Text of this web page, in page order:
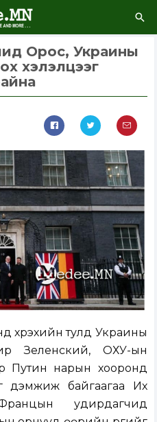
Орос, Украины
хэлэлцээг
хүрэхийн тулд Украины
Зеленский, ОХУ-ын
Путин нарын хооронд
дэмжиж байгаагаа Их
удирдагчид